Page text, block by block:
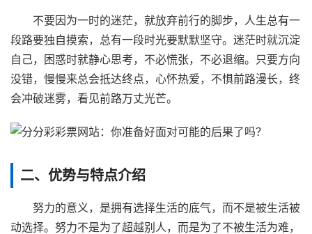
不要因为一时的迷茫，就放弃前行的脚步，人生总有一
段路要独自摸索，总有一段时光要默默坚守。迷茫时就沉淀
自己，困惑时就静心思考，不必慌张，不必退缩。只要方向
没错，慢慢来总会抵达终点，心怀热爱，不惧前路漫长，终
会冲破迷雾，看见前路万丈光芒。
二、优势与特点介绍
努力的意义，是拥有选择生活的底气，而不是被生活被
动选择。努力不是为了超越别人，而是为了不被生活为难，